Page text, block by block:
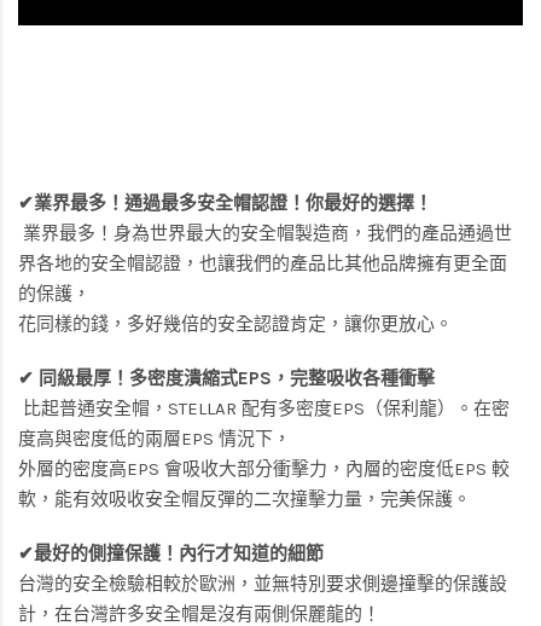
✔業界最多！通過最多安全帽認證！你最好的選擇！
業界最多！身為世界最大的安全帽製造商，我們的產品通過世
界各地的安全帽認證，也讓我們的產品比其他品牌擁有更全面
的保護，
花同樣的錢，多好幾倍的安全認證肯定，讓你更放心。
✔ 同級最厚！多密度潰縮式EPS，完整吸收各種衝擊
比起普通安全帽，STELLAR 配有多密度EPS（保利龍）。在密
度高與密度低的兩層EPS 情況下，
外層的密度高EPS 會吸收大部分衝擊力，內層的密度低EPS 較
軟，能有效吸收安全帽反彈的二次撞擊力量，完美保護。
✔最好的側撞保護！內行才知道的細節
台灣的安全檢驗相較於歐洲，並無特別要求側邊撞擊的保護設
計，在台灣許多安全帽是沒有兩側保麗龍的！